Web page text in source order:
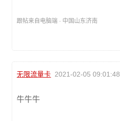
跟帖来自电脑端 · 中国山东济南
无限流量卡 2021-02-05 09:01:48
牛牛牛